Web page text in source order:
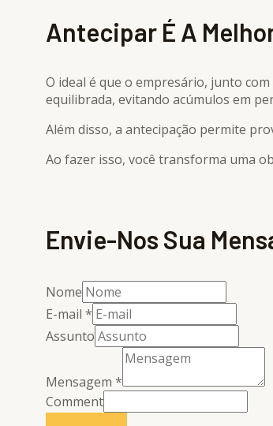
Antecipar É A
O ideal é que o empresário, junto
equilibrada, evitando acúmulos em
Além disso, a antecipação permite
Ao fazer isso, você transforma uma
Envie-Nos Sua
Nome
E-mail *
Assunto
Mensagem *
Comment